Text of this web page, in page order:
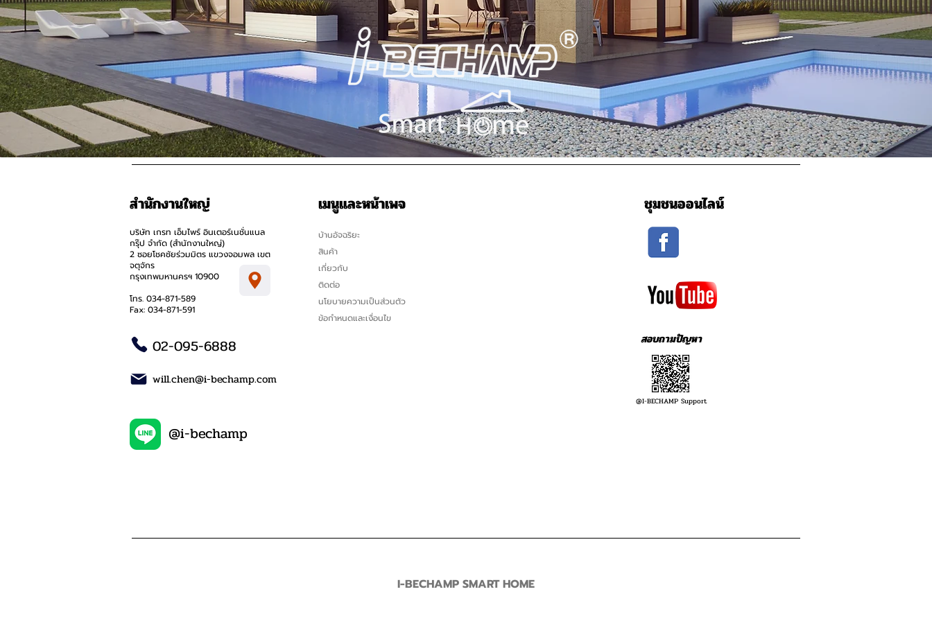
สำนักงานใหญ่
บริษัท เกรท เอ็มไพร์ อินเตอร์เนชั่นแนล
กรุ๊ป จำกัด (สำนักงานใหญ่)
2 ซอยโชคชัยร่วมมิตร แขวงจอมพล เขต
จตุจักร
กรุงเทพมหานครฯ 10900
โทร. 034-871-589
Fax: 034-871-591
02-095-6888
will.chen@i-bechamp.com
@i-bechamp
เมนูและหน้าเพจ
บ้านอัจฉริยะ
สินค้า
เกี่ยวกับ
ติดต่อ
นโยบายความเป็นส่วนตัว
ข้อกำหนดและเงื่อนไข
ชุมชนออนไลน์
สอบถามปัญหา
@I-BECHAMP Support
I-BECHAMP SMART HOME